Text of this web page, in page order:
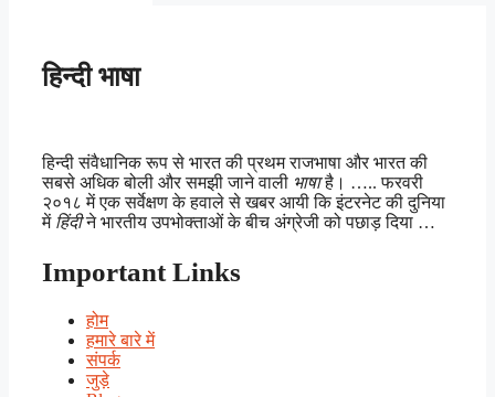
हिन्दी भाषा
हिन्दी संवैधानिक रूप से भारत की प्रथम राजभाषा और भारत की
सबसे अधिक बोली और समझी जाने वाली भाषाहै। ….. फरवरी
२०१८ में एक सर्वेक्षण के हवाले से खबर आयी कि इंटरनेट की दुनिया
में हिंदीने भारतीय उपभोक्ताओं के बीच अंग्रेजी को पछाड़ दिया …
Important Links
होम
हमारे बारे में
संपर्क
जुड़े